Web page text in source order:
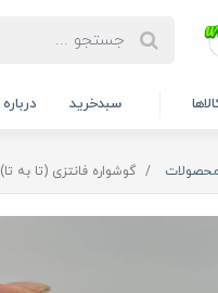
سبدخرید
گوشواره فانتزی (تا به